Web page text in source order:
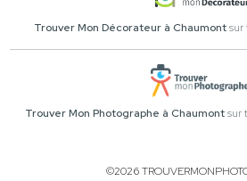
Trouver Mon Décorateur à Chaumontsur
Trouver Mon Photographe à Chaumontsur
©2026